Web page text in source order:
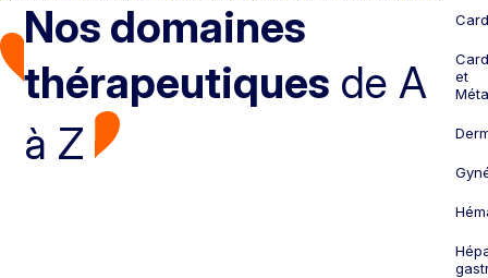
Nos domaines
thérapeutiques de A
à Z
et